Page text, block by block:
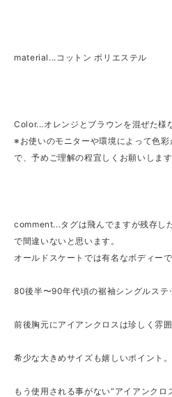
material...コットン ポリエステル
Color...オレンジとブラウンを混ぜた様
※お使いのモニターや環境によって色
で、予めご理解の程宜しくお願いします
comment...タグは飛んでますが残存し
で間違いないと思います。
オールドスケートでは有名なボディーで
80後半〜90年代頃の裾袖シングルステ
前後胸元にアイアンクロスは珍しく雰囲
希少な大きめサイズも嬉しいポイント。
もう使用される事がない“アイアンクロ